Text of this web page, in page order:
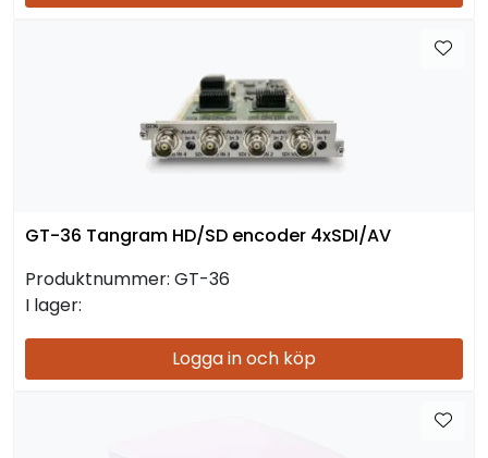
GT-36 Tangram HD/SD encoder 4xSDI/AV
Produktnummer: GT-36
I lager:
Logga in och köp